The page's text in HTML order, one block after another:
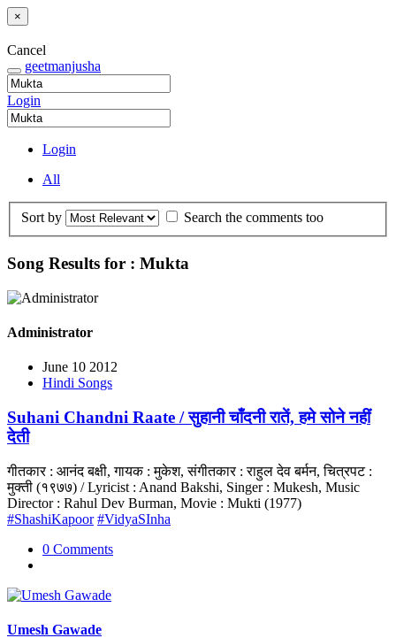
×
Cancel
geetmanjusha
Login
Login
All
Sort by Search the comments too
Song Results for : Mukta
Administrator
June 10 2012
Hindi Songs
Suhani Chandni Raate / सुहानी चाँदनी रातें, हमे सोने नहीं
देती
गीतकार : आनंद बक्षी, गायक : मुकेश, संगीतकार : राहुल देव बर्मन, चित्रपट :
मुक्ती (१९७७) / Lyricist : Anand Bakshi, Singer : Mukesh, Music
Director : Rahul Dev Burman, Movie : Mukti (1977)
#ShashiKapoor #VidyaSInha
0 Comments
Umesh Gawade